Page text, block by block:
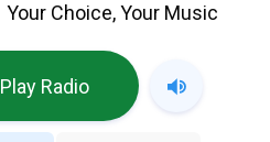
Your Choice, Your Music
Play Radio